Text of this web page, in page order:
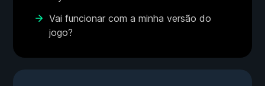
Vai funcionar com a minha versão do
jogo?